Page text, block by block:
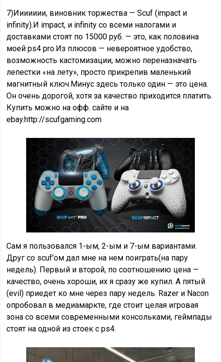
7)Иииииии, виновник торжества — Scuf (impact и
infinity).И impact, и infinity со всеми налогами и
доставками стоят по 15000 руб. — это, как половина
моей ps4 pro.Из плюсов — невероятное удобство,
возможность кастомизации, можно переназначать
лепестки «на лету», просто прикрепив маленький
магнитный ключ.Минус здесь только один — это цена.
Он очень дорогой, хотя за качество приходится платить.
Купить можно на офф. сайте и на
ebay.http://scufgaming.com
Сам я пользовался 1-ым, 2-ым и 7-ым вариантами.
Друг со scuf’ом дал мне на нем поиграть(на пару
недель). Первый и второй, по соотношению цена —
качество, очень хороши, их я сразу же купил. А пятый
(evil) приедет ко мне через пару недель. Razer и Nacon
опробовал в медиамаркте, где стоит целая игровая
зона со всеми современными консольками, геймпады
стоят на одной из стоек с ps4.